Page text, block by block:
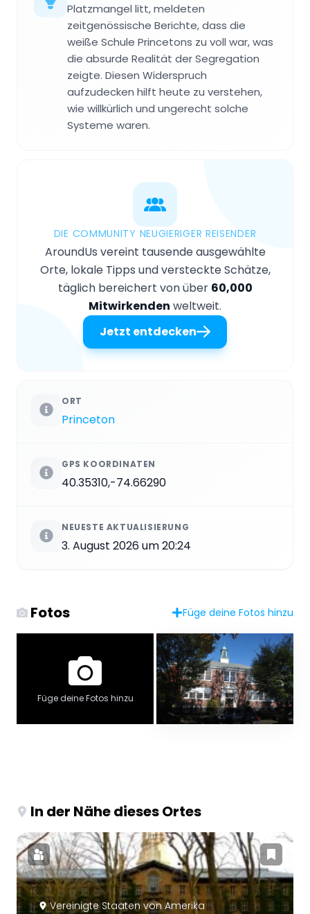
Platzmangel litt, meldeten
zeitgenössische Berichte, dass die
weiße Schule Princetons zu voll war, was
die absurde Realität der Segregation
zeigte. Diesen Widerspruch
aufzudecken hilft heute zu verstehen,
wie willkürlich und ungerecht solche
Systeme waren.
DIE COMMUNITY NEUGIERIGER REISENDER
AroundUs vereint tausende ausgewählte
Orte, lokale Tipps und versteckte Schätze,
täglich bereichert von über 60,000
Mitwirkenden weltweit.
Jetzt entdecken
ORT
Princeton
GPS KOORDINATEN
40.35310,-74.66290
NEUESTE AKTUALISIERUNG
3. August 2026 um 20:24
Fotos Füge deine Fotos hinzu
Füge deine Fotos hinzu
In der Nähe dieses Ortes
Vereinigte Staaten von Amerika